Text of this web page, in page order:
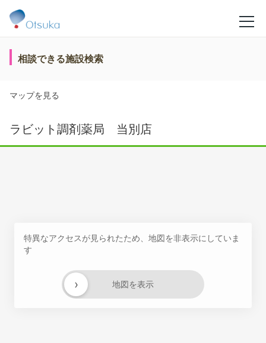
相談できる施設検索
マップを見る
ラビット調剤薬局 当別店
特異なアクセスが見られたため、地図を非表示にしていま
す
地図を表示
›